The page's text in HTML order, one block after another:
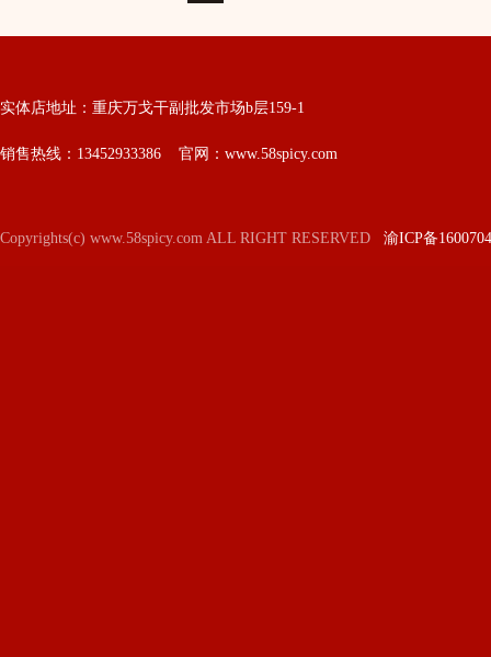
实体店地址：重庆万戈干副批发市场b层159-1
销售热线：13452933386 官网：www.58spicy.com
Copyrights(c) www.58spicy.com ALL RIGHT RESERVED 渝ICP备